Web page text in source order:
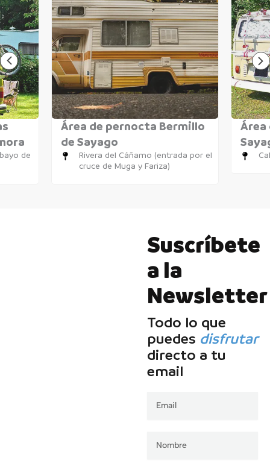
de
Área de pernocta Bermillo
de Sayago
Rivera del Cáñamo (entrada por el
cruce de Muga y Fariza)
Área
Suscríbete
a la
Newsletter
Todo lo que
puedes disfrutar
directo a tu
email